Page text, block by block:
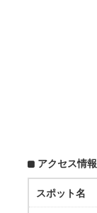
アクセス情報
スポット名